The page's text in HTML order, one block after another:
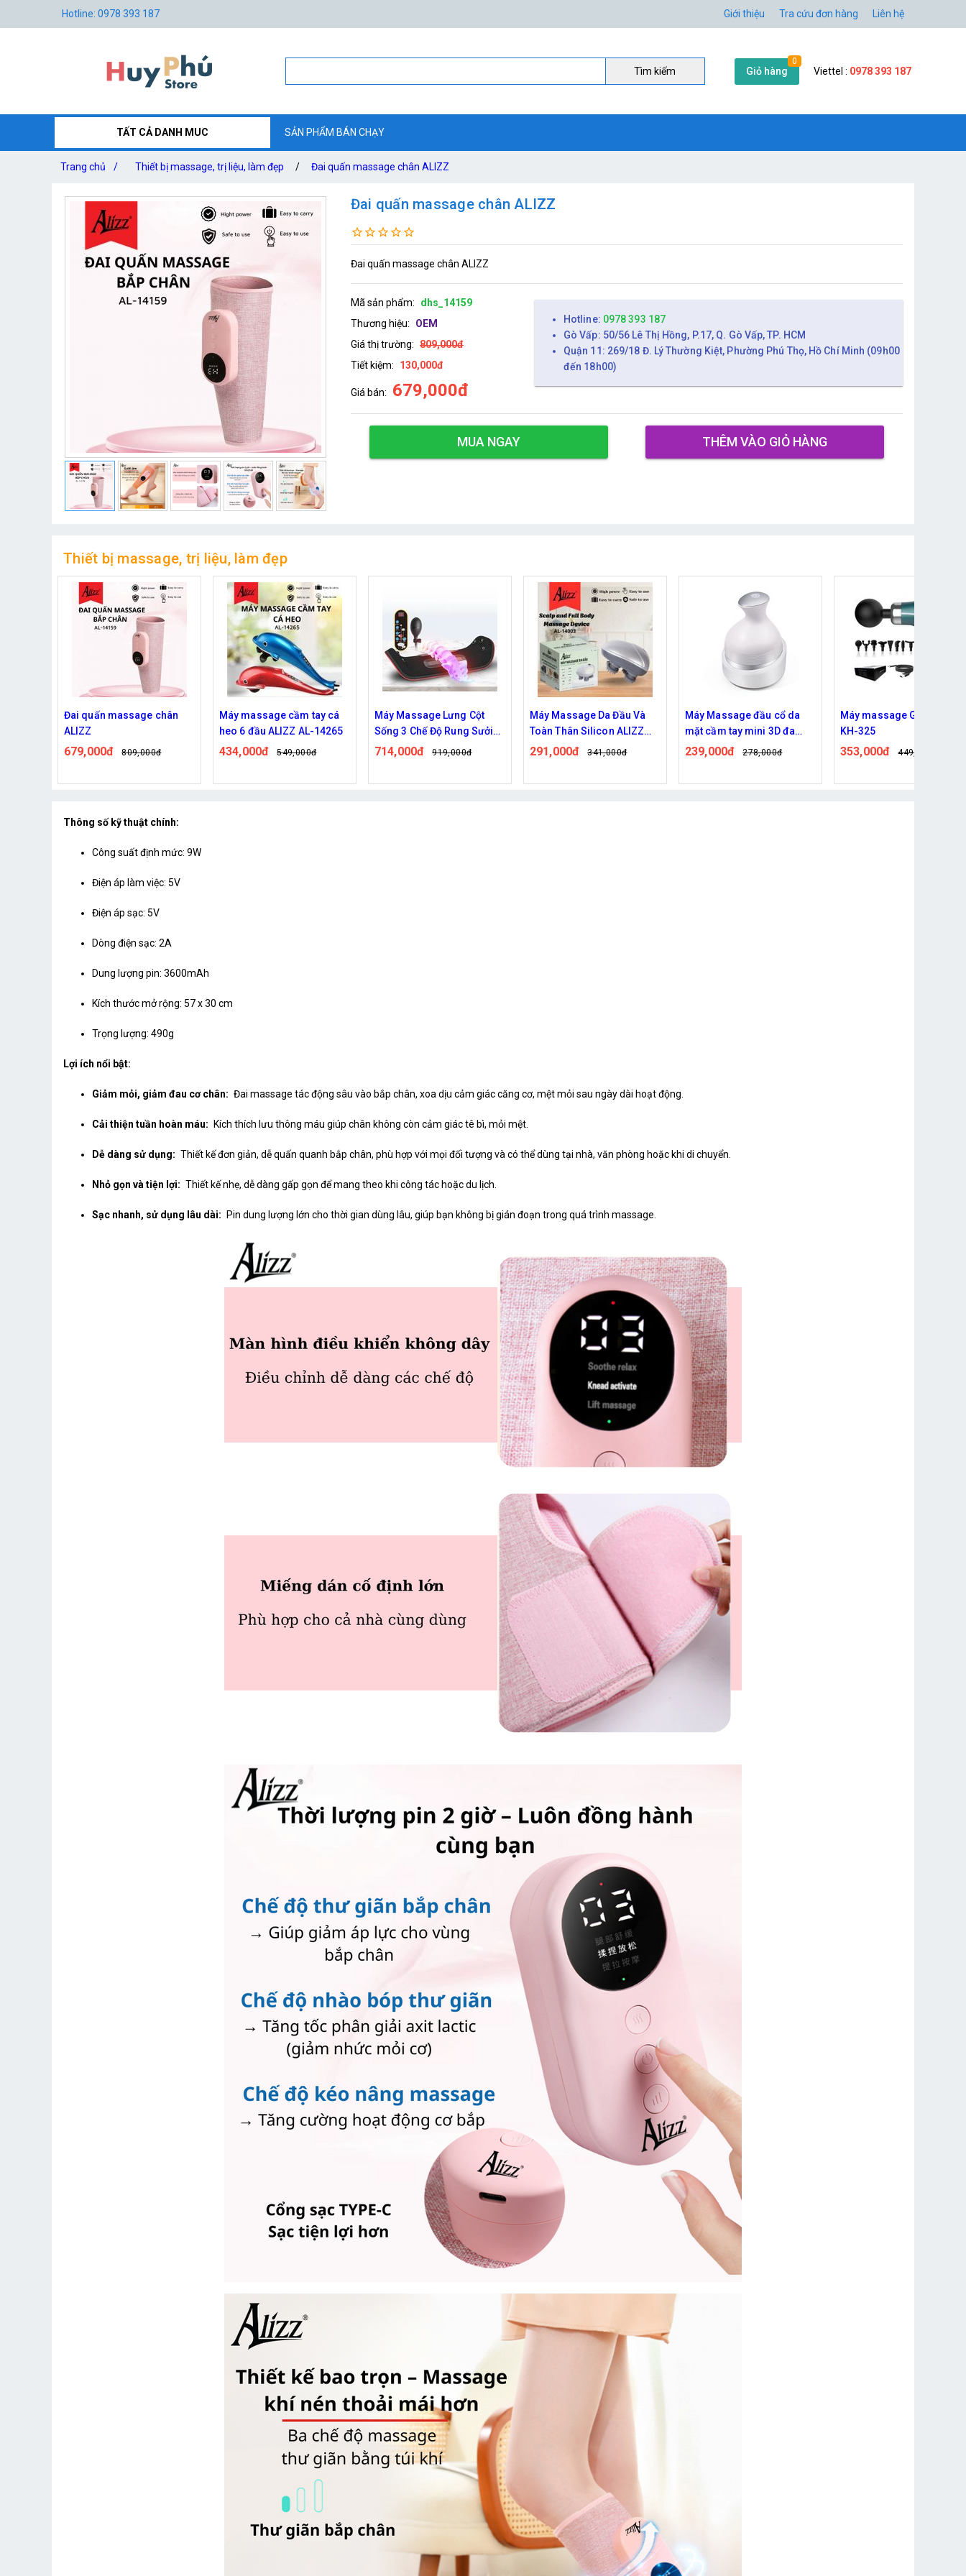
Hotline: 0978 393 187 Giới thiệu Tra cứu đơn hàng Liên hệ
Tìm kiếm Giỏ hàng
0
Viettel : 0978 393 187
TẤT CẢ DANH MUC SẢN PHẨM BÁN CHẠY
Trang chủ / Thiết bị massage, trị liệu, làm đẹp / Đai quấn massage chân ALIZZ
Đai quấn massage chân ALIZZ
Đai quấn massage chân ALIZZ
Mã sản phẩm:
dhs_14159
Thương hiệu:
OEM
Giá thị trường: 809,000đ
Tiết kiệm:
130,000đ
Giá bán: 679,000đ
Hotline: 0978 393 187
Gò Vấp: 50/56 Lê Thị Hồng, P.17, Q. Gò Vấp, TP. HCM
Quận 11: 269/18 Đ. Lý Thường Kiệt, Phường Phú Thọ, Hồ Chí Minh (09h00
đến 18h00)
MUA NGAY THÊM VÀO GIỎ HÀNG
Thiết bị massage, trị liệu, làm đẹp
Đai quấn massage chân
ALIZZ
679,000đ 809,000đ
Máy massage cầm tay cá
heo 6 đầu ALIZZ AL-14265
434,000đ 549,000đ
Máy Massage Lưng Cột
Sống 3 Chế Độ Rung Sưởi
Ấm
714,000đ 919,000đ
Máy Massage Da Đầu Và
Toàn Thân Silicon ALIZZ
AL-14003
291,000đ 341,000đ
Máy Massage đầu cổ da
mặt cầm tay mini 3D đa
năng
239,000đ 278,000đ
Máy massage Gun 8 đầu
KH-325
353,000đ 449,000đ
Thông số kỹ thuật chính:
Công suất định mức: 9W
Điện áp làm việc: 5V
Điện áp sạc: 5V
Dòng điện sạc: 2A
Dung lượng pin: 3600mAh
Kích thước mở rộng: 57 x 30 cm
Trọng lượng: 490g
Lợi ích nổi bật:
Giảm mỏi, giảm đau cơ chân: Đai massage tác động sâu vào bắp chân, xoa dịu cảm giác căng cơ, mệt mỏi sau ngày dài hoạt động.
Cải thiện tuần hoàn máu: Kích thích lưu thông máu giúp chân không còn cảm giác tê bì, mỏi mệt.
Dễ dàng sử dụng: Thiết kế đơn giản, dễ quấn quanh bắp chân, phù hợp với mọi đối tượng và có thể dùng tại nhà, văn phòng hoặc khi di chuyển.
Nhỏ gọn và tiện lợi: Thiết kế nhẹ, dễ dàng gấp gọn để mang theo khi công tác hoặc du lịch.
Sạc nhanh, sử dụng lâu dài: Pin dung lượng lớn cho thời gian dùng lâu, giúp bạn không bị gián đoạn trong quá trình massage.